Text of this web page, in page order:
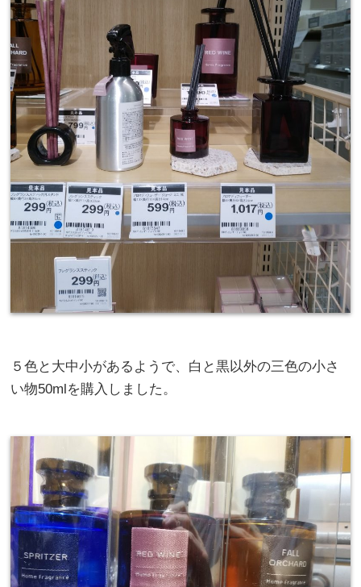
５色と大中小があるようで、白と黒以外の三色の小さ
い物50mlを購入しました。